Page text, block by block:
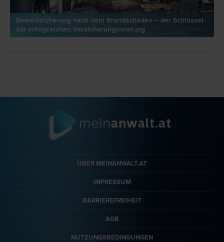
Beweissicherung nach dem Brandschaden – der Schlüssel
zur erfolgreichen Versicherungsleistung
ÜBER MEINANWALT.AT
IMPRESSUM
BARRIEREFREIHEIT
AGB
NUTZUNGSBEDINGUNGEN